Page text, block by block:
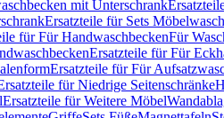
mit Unterschrank
Ersatzteile für Sets
für Für HandwaschbeckenFür
Ersatzteile für Für
Ersatzteile für Für
für Niedrige Seitenschränke
Ersatzteile für Weitere Möbel